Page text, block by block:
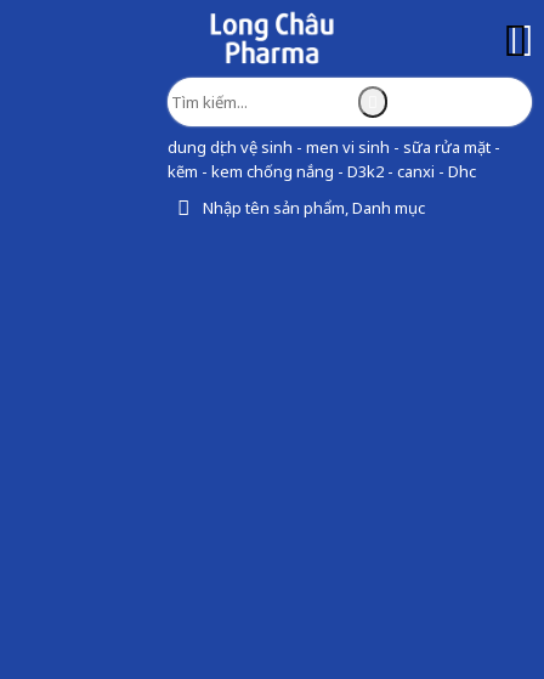
dung dịch vệ sinh - men vi sinh - sữa rửa mặt -
kẽm - kem chống nắng - D3k2 - canxi - Dhc
Nhập tên sản phẩm, Danh mục